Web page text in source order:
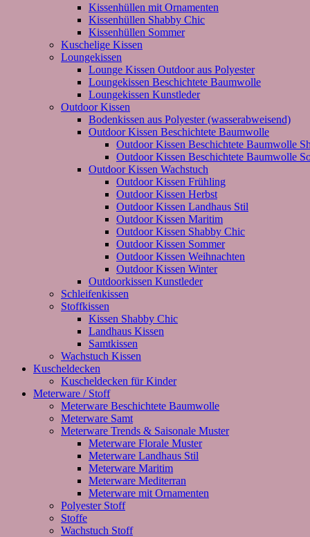
Kissenhüllen mit Ornamenten
Kissenhüllen Shabby Chic
Kissenhüllen Sommer
Kuschelige Kissen
Loungekissen
Lounge Kissen Outdoor aus Polyester
Loungekissen Beschichtete Baumwolle
Loungekissen Kunstleder
Outdoor Kissen
Bodenkissen aus Polyester (wasserabweisend)
Outdoor Kissen Beschichtete Baumwolle
Outdoor Kissen Beschichtete Baumwolle
Outdoor Kissen Beschichtete Baumwolle
Outdoor Kissen Wachstuch
Outdoor Kissen Frühling
Outdoor Kissen Herbst
Outdoor Kissen Landhaus Stil
Outdoor Kissen Maritim
Outdoor Kissen Shabby Chic
Outdoor Kissen Sommer
Outdoor Kissen Weihnachten
Outdoor Kissen Winter
Outdoorkissen Kunstleder
Schleifenkissen
Stoffkissen
Kissen Shabby Chic
Landhaus Kissen
Samtkissen
Wachstuch Kissen
Kuscheldecken
Kuscheldecken für Kinder
Meterware / Stoff
Meterware Beschichtete Baumwolle
Meterware Samt
Meterware Trends & Saisonale Muster
Meterware Florale Muster
Meterware Landhaus Stil
Meterware Maritim
Meterware Mediterran
Meterware mit Ornamenten
Polyester Stoff
Stoffe
Wachstuch Stoff